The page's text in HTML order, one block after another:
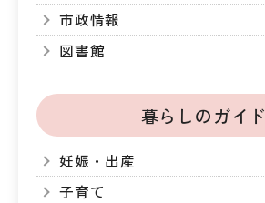
市政情報
図書館
暮らしのガイド
妊娠・出産
子育て